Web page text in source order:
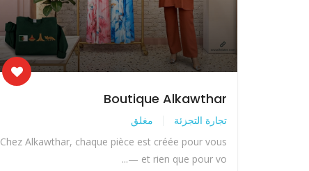
Boutique Alkawthar
تجارة التجزئة مغلق
Chez Alkawthar, chaque pièce est créée pour vous
— et rien que pour vo...